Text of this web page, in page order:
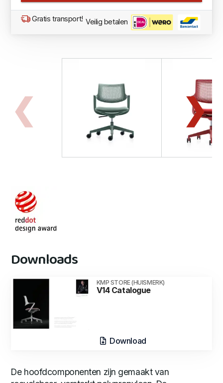
Gratis transport! Veilig betalen
Downloads
KMP STORE (HUISMERK)
V14 Catalogue
Download
De hoofdcomponenten zijn gemaakt van